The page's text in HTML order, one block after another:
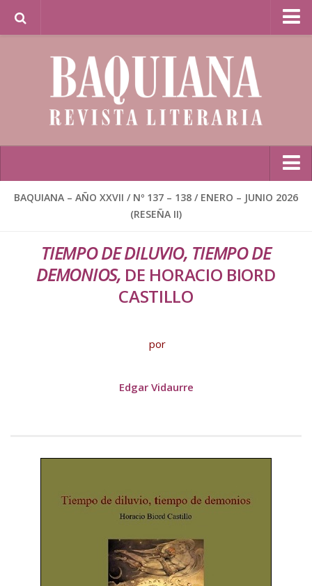
Inicio
BAQUIANA – Año XXVII / Nº 137 – 138 / Enero – Junio 2026
(Poesía I)
BAQUIANA – Año XXVII / Nº 137 – 138 / Enero – Junio 2026
BAQUIANA – Año XXVII / Nº 137 – 138 / Enero – Junio 2026
BAQUIANA – Año XXVII / Nº 137 – 138 / Enero – Junio 2026
(Narrativa)
BAQUIANA – Año XXVII / Nº 137 – 138 / Enero – Junio 2026
BAQUIANA – AÑO XXVII / Nº 137 – 138 / ENERO – JUNIO 2026
(RESEÑA II)
TIEMPO DE DILUVIO, TIEMPO DE
DEMONIOS, DE HORACIO BIORD
CASTILLO
por
Edgar Vidaurre